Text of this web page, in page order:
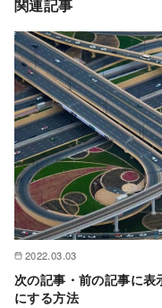
関連記事
2022.03.03
次の記事・前の記事に
にする方法